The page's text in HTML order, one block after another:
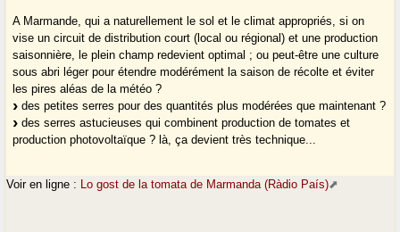
A Marmande, qui a naturellement le sol et le climat appropriés, si on
vise un circuit de distribution court (local ou régional) et une production
saisonnière, le plein champ redevient optimal ; ou peut-être une culture
sous abri léger pour étendre modérément la saison de récolte et éviter
les pires aléas de la météo ?
des petites serres pour des quantités plus modérées que maintenant ?
des serres astucieuses qui combinent production de tomates et
production photovoltaïque ? là, ça devient très technique...
Voir en ligne : Lo gost de la tomata de Marmanda (Ràdio País)